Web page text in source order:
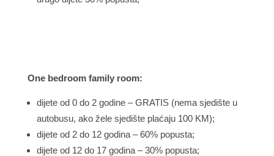
One bedroom family room:
dijete od 0 do 2 godine – GRATIS (nema sjedište u
autobusu, ako žele sjedište plaćaju 100 KM);
dijete od 2 do 12 godina – 60% popusta;
dijete od 12 do 17 godina – 30% popusta;